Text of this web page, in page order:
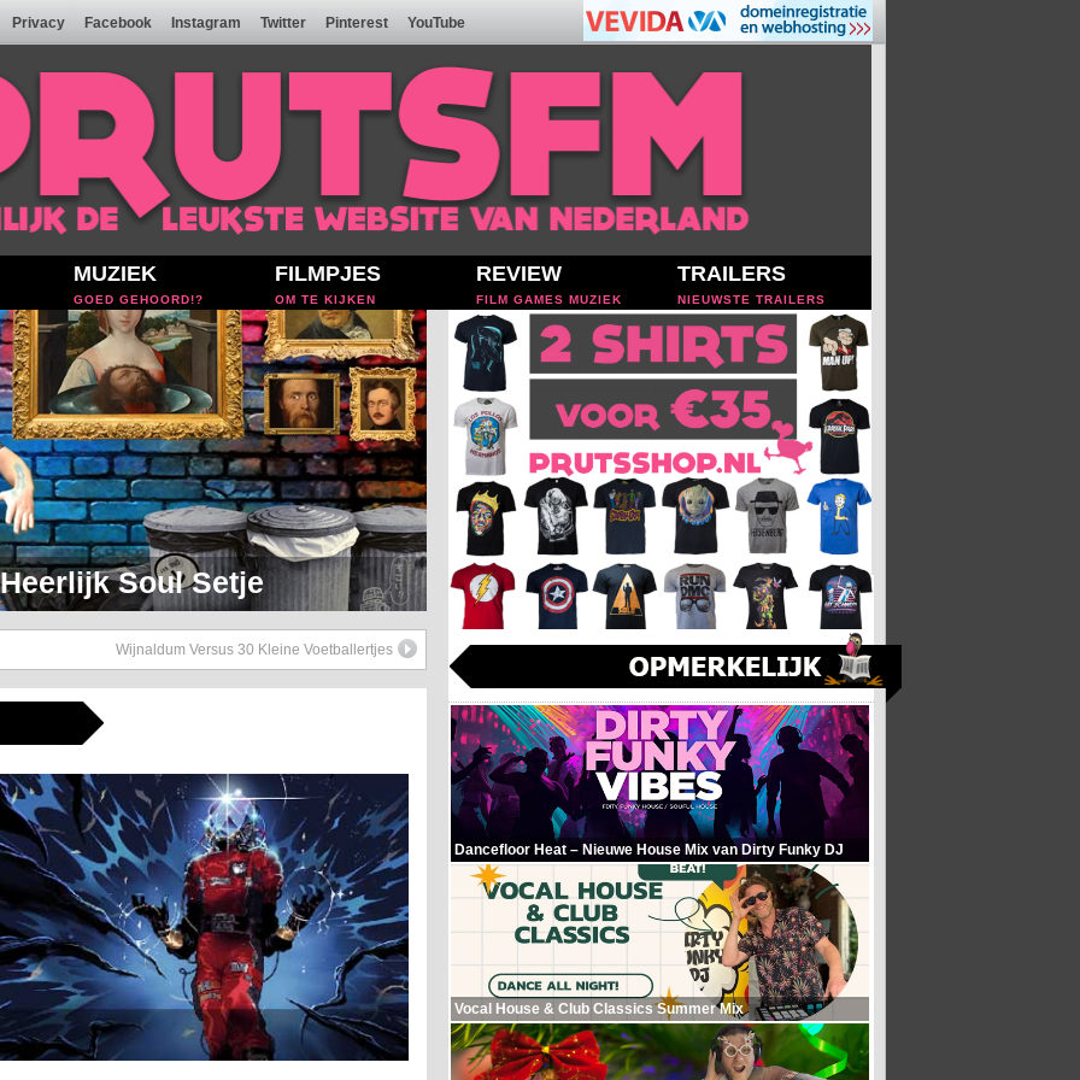
Privacy Facebook Instagram Twitter Pinterest YouTube
MUZIEK
GOED GEHOORD!?
FILMPJES
OM TE KIJKEN
REVIEW
FILM GAMES MUZIEK
TRAILERS
NIEUWSTE TRAILERS
Soul Setje
Wijnaldum Versus 30 Kleine Voetballertjes
Dancefloor Heat – Nieuwe House Mix van Dirty Funky DJ
Vocal House & Club Classics Summer Mix